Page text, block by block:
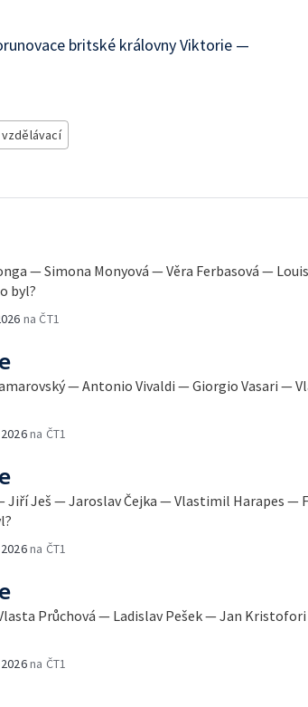
britské královny Viktorie —
— Simona Monyová — Věra Ferbasová —
byl?
na ČT1
— Antonio Vivaldi — Giorgio Vasari —
na ČT1
Jiří Ješ — Jaroslav Čejka — Vlastimil Harapes —
na ČT1
Průchová — Ladislav Pešek — Jan
na ČT1